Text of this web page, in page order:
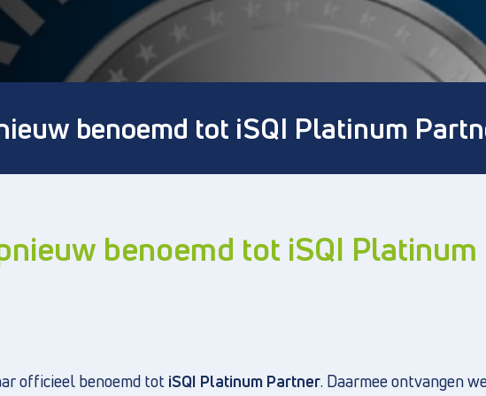
benoemd tot iSQI Platinum
benoemd tot iSQI Platinum
officieel benoemd tot iSQI Platinum Partner. Daarmee ontvangen